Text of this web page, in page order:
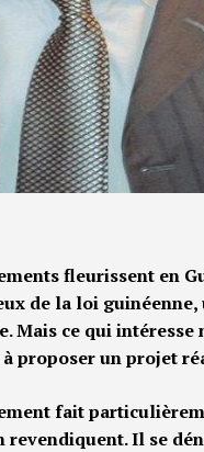
fleurissent en
de la loi
Mais ce qui intéresse
proposer un projet
fait
revendiquent. Il se